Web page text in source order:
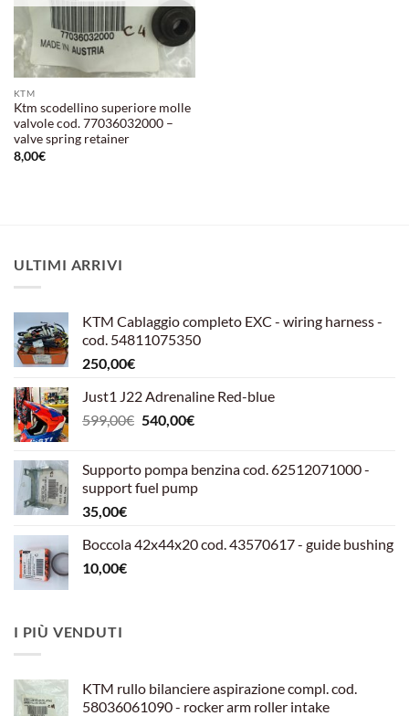
KTM
Ktm scodellino superiore molle
valvole cod. 77036032000 –
valve spring retainer
8,00€
ULTIMI ARRIVI
KTM Cablaggio completo EXC - wiring harness -
cod. 54811075350
250,00€
Just1 J22 Adrenaline Red-blue
599,00€ Il
era:
599,00€.
540,00€Il
è:
540,00€.
Supporto pompa benzina cod. 62512071000 -
support fuel pump
35,00€
Boccola 42x44x20 cod. 43570617 - guide bushing
10,00€
I PIÙ VENDUTI
KTM rullo bilanciere aspirazione compl. cod.
58036061090 - rocker arm roller intake